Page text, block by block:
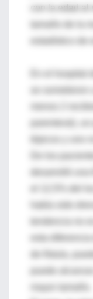
con la edad
se
De los
había sido
tendencia no
de fístula,
puede
mayor tamaño.